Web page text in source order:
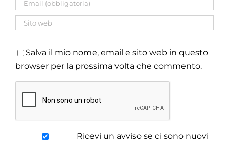
Salva il mio nome, email e sito web in questo
browser per la prossima volta che commento.
Ricevi un avviso se ci sono nuovi